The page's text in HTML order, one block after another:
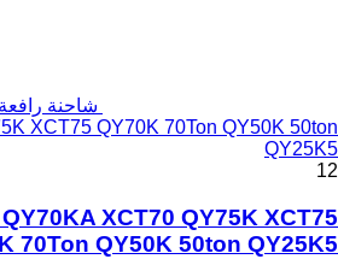
XCT75 QY70K 70Ton QY50K 50ton
QY25K5
12
XCT70 QY75K XCT75
70Ton QY50K 50ton QY25K5